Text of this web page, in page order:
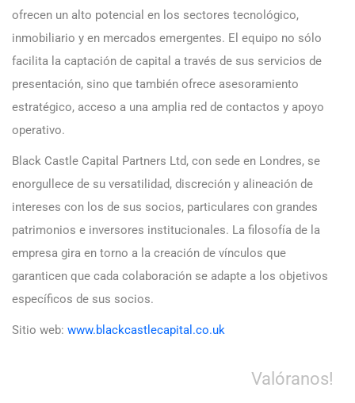
ofrecen un alto potencial en los sectores tecnológico,
inmobiliario y en mercados emergentes. El equipo no sólo
facilita la captación de capital a través de sus servicios de
presentación, sino que también ofrece asesoramiento
estratégico, acceso a una amplia red de contactos y apoyo
operativo.
Black Castle Capital Partners Ltd, con sede en Londres, se
enorgullece de su versatilidad, discreción y alineación de
intereses con los de sus socios, particulares con grandes
patrimonios e inversores institucionales. La filosofía de la
empresa gira en torno a la creación de vínculos que
garanticen que cada colaboración se adapte a los objetivos
específicos de sus socios.
Sitio web: www.blackcastlecapital.co.uk
Valóranos!